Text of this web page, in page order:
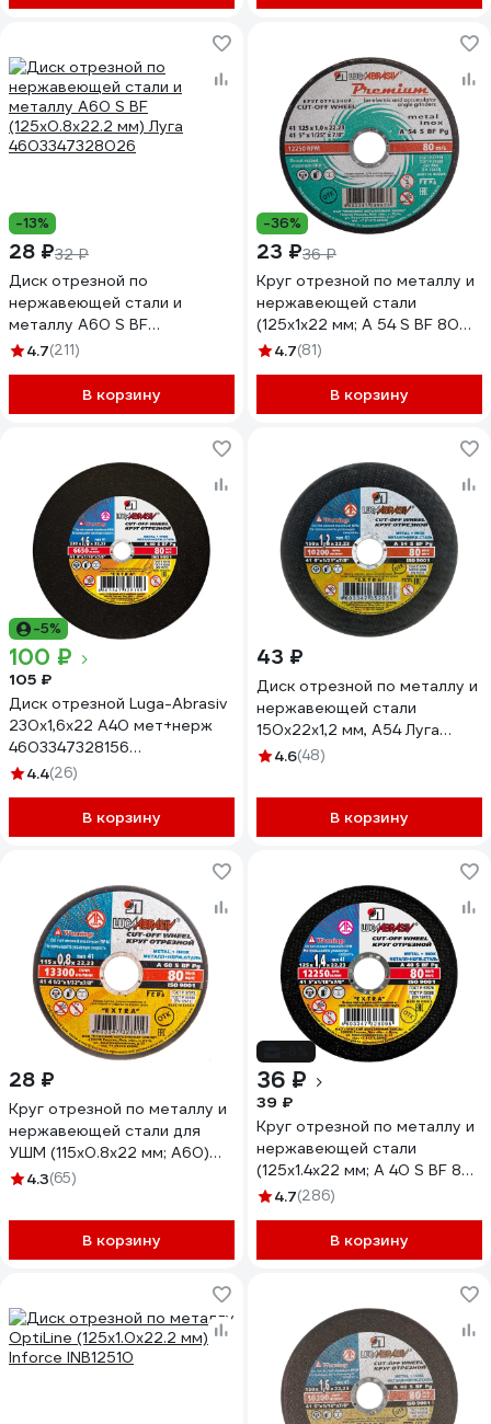
-13%
28 ₽32 ₽
Диск отрезной по
нержавеющей стали и
металлу A60 S BF
(125х0.8х22.2 мм) Луга
4.7(211)
В корзину
-36%
23 ₽36 ₽
Круг отрезной по металлу и
нержавеющей стали
(125x1x22 мм; A 54 S BF 80
14А БУ) Луга 4603347099933
4.7(81)
В корзину
-5%
100 ₽
105 ₽
Диск отрезной Luga-Abrasiv
230x1,6x22 А40 мет+нерж
4603347328156
D11002302216000
4.4(26)
В корзину
43 ₽
Диск отрезной по металлу и
нержавеющей стали
150х22х1,2 мм, А54 Луга
4603347352038
4.6(48)
В корзину
28 ₽
Круг отрезной по металлу и
нержавеющей стали для
УШМ (115х0.8х22 мм; А60)
Луга 4603347328019
4.3(65)
В корзину
36 ₽
39 ₽
Круг отрезной по металлу и
нержавеющей стали
(125х1.4х22 мм; A 40 S BF 80;
14А БУ) Луга 4603347328095
4.7(286)
В корзину